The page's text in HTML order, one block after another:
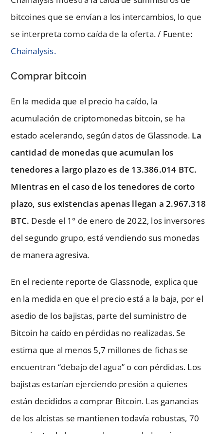
bitcoines que se envían a los intercambios, lo que
se interpreta como caída de la oferta. / Fuente:
Chainalysis.
Comprar bitcoin
En la medida que el precio ha caído, la
acumulación de criptomonedas bitcoin, se ha
estado acelerando, según datos de Glassnode. La
cantidad de monedas que acumulan los
tenedores a largo plazo es de 13.386.014 BTC.
Mientras en el caso de los tenedores de corto
plazo, sus existencias apenas llegan a 2.967.318
BTC. Desde el 1° de enero de 2022, los inversores
del segundo grupo, está vendiendo sus monedas
de manera agresiva.
En el reciente reporte de Glassnode, explica que
en la medida en que el precio está a la baja, por el
asedio de los bajistas, parte del suministro de
Bitcoin ha caído en pérdidas no realizadas. Se
estima que al menos 5,7 millones de fichas se
encuentran “debajo del agua” o con pérdidas. Los
bajistas estarían ejerciendo presión a quienes
están decididos a comprar Bitcoin. Las ganancias
de los alcistas se mantienen todavía robustas, 70